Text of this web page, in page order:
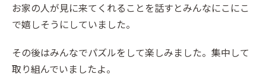
お家の人が見に来てくれることを話すとみんなにこにこ
で嬉しそうにしていました。
その後はみんなでパズルをして楽しみました。集中して
取り組んでいましたよ。